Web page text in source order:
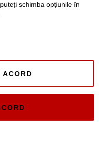
schimba opțiunile în
ACORD